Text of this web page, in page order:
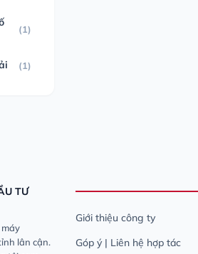
(1)
(1)
TƯ
lân cận.
Giới thiệu công ty
Góp ý | Liên hệ hợp tác